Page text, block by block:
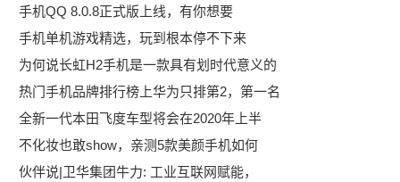
手机QQ 8.0.8正式版上线，有你想要
手机单机游戏精选，玩到根本停不下来
为何说长虹H2手机是一款具有划时代意义的
热门手机品牌排行榜上华为只排第2，第一名
全新一代本田飞度车型将会在2020年上半
不化妆也敢show，亲测5款美颜手机如何
伙伴说|卫华集团牛力: 工业互联网赋能，